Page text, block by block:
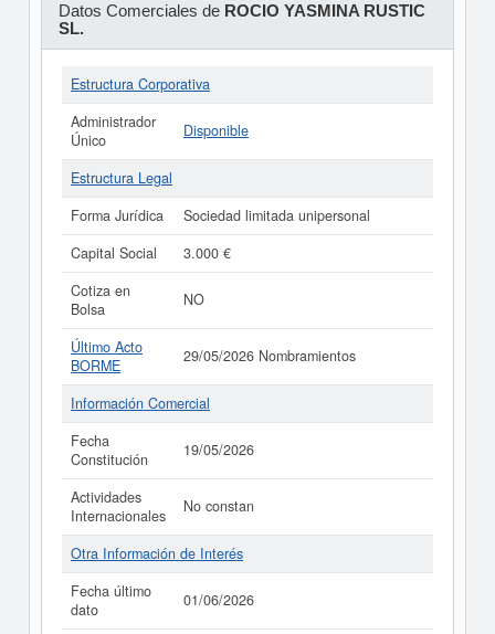
Datos Comerciales de ROCIO YASMINA RUSTIC
SL.
Estructura Corporativa
Administrador
Único
Disponible
Estructura Legal
Forma Jurídica
Sociedad limitada unipersonal
Capital Social
3.000 €
Cotiza en
Bolsa
NO
Último Acto
BORME
29/05/2026 Nombramientos
Información Comercial
Fecha
Constitución
19/05/2026
Actividades
Internacionales
No constan
Otra Información de Interés
Fecha último
dato
01/06/2026